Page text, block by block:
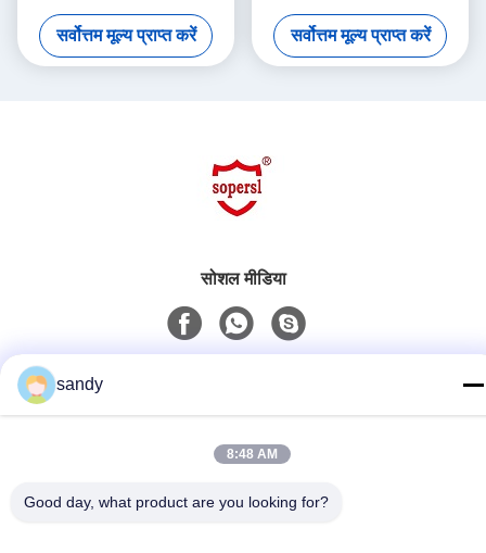
With Adjustable Shelves ,
28gallon
सर्वोत्तम मूल्य प्राप्त करें
dangerous storage
सर्वोत्तम मूल्य प्राप्त करें
सोशल मीडिया
टेलीफोन
ई-मेल
sandy
8:48 AM
Good day, what product are you looking for?